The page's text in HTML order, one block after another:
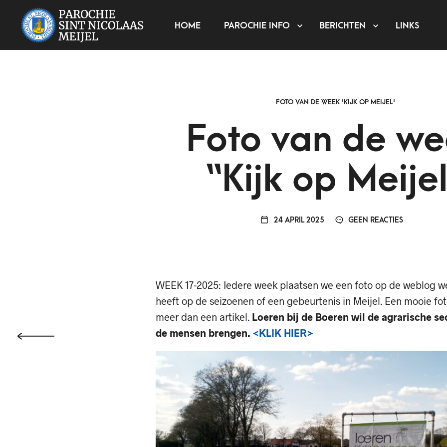
HOME PAROCHIE INFO BERICHTEN LINKS
FOTO VAN DE WEEK 'KIJK OP MEIJEL'
Foto van de
“Kijk op
24 APRIL 2025 GEEN REACTIES
WEEK 17-2025: Iedere week plaatsen we een foto op de weblog
heeft op de seizoenen of een gebeurtenis in Meijel. Een mooie
meer dan een artikel. Loeren bij de Boeren wil de agrarische
de mensen brengen. <KLIK HIER>